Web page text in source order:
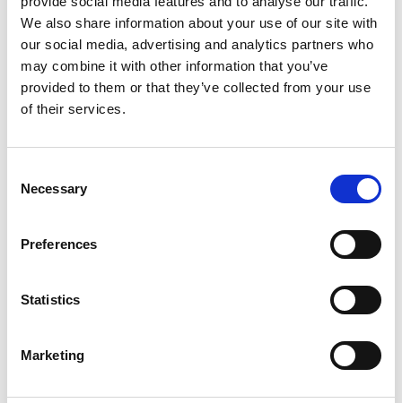
We also share information about your use of our site with
our social media, advertising and analytics partners who
may combine it with other information that you’ve
provided to them or that they’ve collected from your use
of their services.
Selection
Necessary
Preferences
Statistics
Marketing
11 Φωτογραφίες